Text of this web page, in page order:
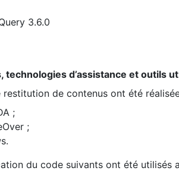
3.6.0
technologies d’assistance et outils
de contenus ont été
;
;
du code suivants ont été utilisés